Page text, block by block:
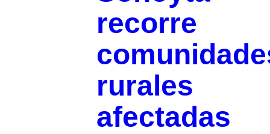
recorre
rurales
afectadas